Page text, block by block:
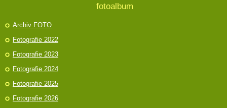
fotoalbum
Archiv FOTO
Fotografie 2022
Fotografie 2023
Fotografie 2024
Fotografie 2025
Fotografie 2026